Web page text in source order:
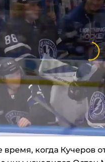
время, когда Кучеров